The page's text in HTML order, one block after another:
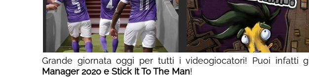
Grande giornata oggi per tutti i videogiocatori! Puoi infatti
Manager 2020 e Stick It To The Man!